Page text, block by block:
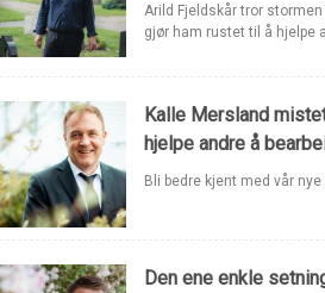
Arild Fjeldskår tror
gjør ham rustet til å hjelpe
Kalle Mersland
hjelpe andre å
Bli bedre kjent med vår
Den ene enkle